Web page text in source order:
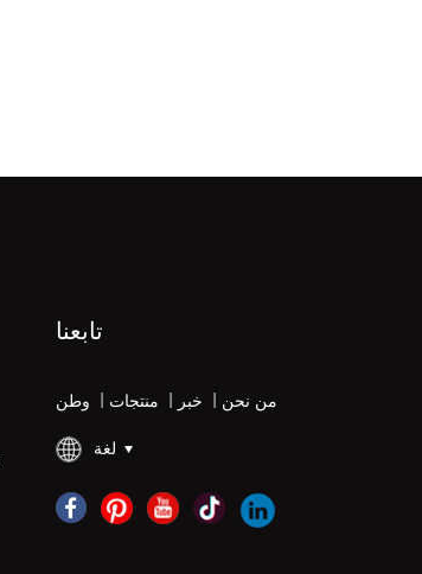
تابعنا
وطن | منتجات | خبر | من نحن
لغة